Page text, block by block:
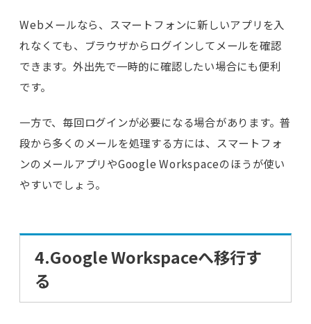
Webメールなら、スマートフォンに新しいアプリを入
れなくても、ブラウザからログインしてメールを確認
できます。外出先で一時的に確認したい場合にも便利
です。
一方で、毎回ログインが必要になる場合があります。普
段から多くのメールを処理する方には、スマートフォ
ンのメールアプリやGoogle Workspaceのほうが使い
やすいでしょう。
4.Google Workspaceへ移行す
る